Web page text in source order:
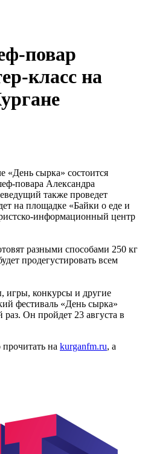
повар
класс на
«День сырка» состоится
повара Александра
также проведет
на площадке «Байки о еде и
информационный центр
разными способами 250 кг
продегустировать всем
игры, конкурсы и другие
фестиваль «День сырка»
раз. Он пройдет 23 августа в
на kurganfm.ru, а